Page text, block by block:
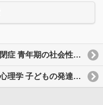
アスペルガー症候群と高機能自閉症 青年期の社会性のために よりよいソーシャルスキルが身につく
可能性ある子どもたちの医学と心理学 子どもの発達が気になる親と保育士・教師のために